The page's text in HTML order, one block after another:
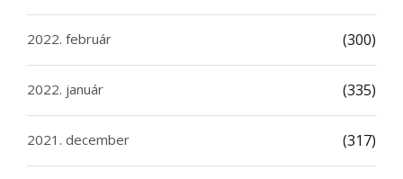
2022. február (300)
2022. január (335)
2021. december (317)